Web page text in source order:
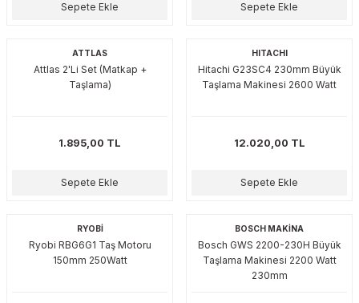
Sepete Ekle Sepete Ekle
ATTLAS
Attlas 2'Li Set (Matkap +
Taşlama)
1.895,00 TL
Sepete Ekle
HITACHI
Hitachi G23SC4 230mm Büyük
Taşlama Makinesi 2600 Watt
12.020,00 TL
Sepete Ekle
RYOBİ
Ryobi RBG6G1 Taş Motoru
150mm 250Watt
BOSCH MAKİNA
Bosch GWS 2200-230H Büyük
Taşlama Makinesi 2200 Watt
230mm